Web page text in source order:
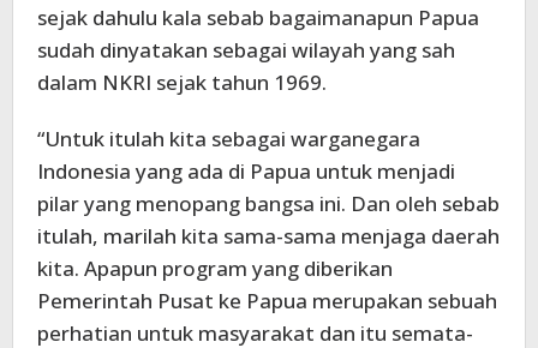
sejak dahulu kala sebab bagaimanapun Papua
sudah dinyatakan sebagai wilayah yang sah
dalam NKRI sejak tahun 1969.
“Untuk itulah kita sebagai warganegara
Indonesia yang ada di Papua untuk menjadi
pilar yang menopang bangsa ini. Dan oleh sebab
itulah, marilah kita sama-sama menjaga daerah
kita. Apapun program yang diberikan
Pemerintah Pusat ke Papua merupakan sebuah
perhatian untuk masyarakat dan itu semata-